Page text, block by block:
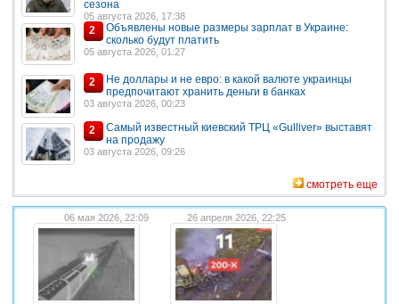
сезона
05 августа 2026, 17:38
2
Объявлены новые размеры зарплат в Украине:
сколько будут платить
05 августа 2026, 01:27
2
Не доллары и не евро: в какой валюте украинцы
предпочитают хранить деньги в банках
03 августа 2026, 00:23
2
Самый известный киевский ТРЦ «Gulliver» выставят
на продажу
03 августа 2026, 09:26
смотреть еще
06 мая 2026, 22:09 26 апреля 2026, 22:25